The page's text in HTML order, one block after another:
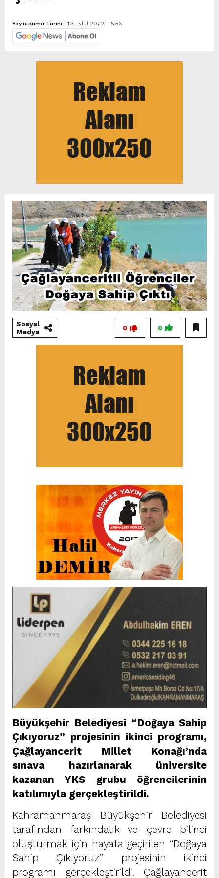
Yayınlanma Tarihi : 10 Eylül 2022 - 5:56
Sosyal
Medya
0
0
Büyükşehir Belediyesi “Doğaya Sahip
Çıkıyoruz” projesinin ikinci programı,
Çağlayancerit Millet Konağı’nda
sınava hazırlanarak üniversite
kazanan YKS grubu öğrencilerinin
katılımıyla gerçekleştirildi.
Kahramanmaraş Büyükşehir Belediyesi
tarafından farkındalık ve çevre bilinci
oluşturmak için hayata geçirilen “Doğaya
Sahip Çıkıyoruz” projesinin ikinci
programı gerçekleştirildi. Çağlayancerit